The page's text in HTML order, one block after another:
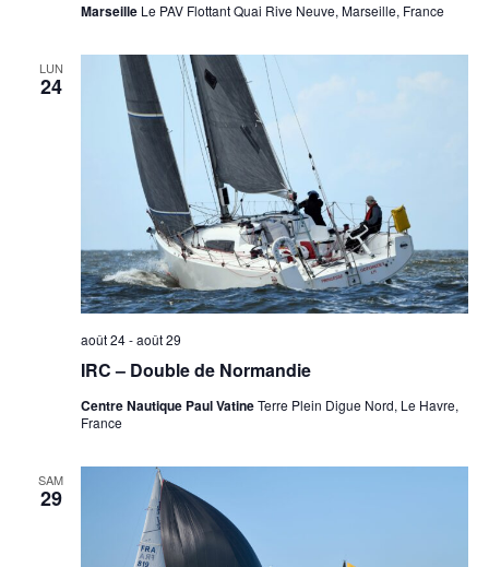
Marseille Le PAV Flottant Quai Rive Neuve, Marseille, France
LUN
24
IRC – Double de Normandie
août 24-août 29
Centre Nautique Paul VatineTerre Plein Digue Nord, Le Havre,
France
SAM
29